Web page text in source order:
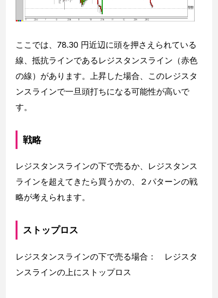
ここでは、78.30 円近辺に頭を押さえられている
線、抵抗ラインであるレジスタンスライン（赤色
の線）があります。上昇した場合、このレジスタ
ンスラインで一旦頭打ちになる可能性が高いで
す。
戦略
レジスタンスラインの下で売るか、レジスタンス
ラインを超えてきたら買うかの、２パターンの戦
略が考えられます。
ストップロス
レジスタンスラインの下で売る場合： レジスタ
ンスラインの上にストップロス